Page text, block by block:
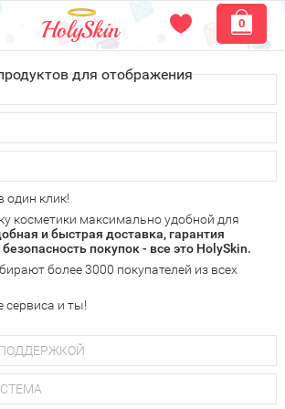
0
для отображения
по всем городам России.
доставку курьером, Почтой России или
выдачи PickPoint или пункте
доставка осуществляется ужена
возможность получитьбесплатную
доставки и оплаты в Вашем городе
свой заказ любым удобным способом:
(
банк (Альфа-банк, Сбербанк) и другими
один клик!
косметики максимально удобной для
и быстрая доставка, гарантия
покупок - все это HolySkin.
более 3000 покупателей из всех
сервиса и ты!
на все Ваши вопросы по работе
по товарам, рассказать о